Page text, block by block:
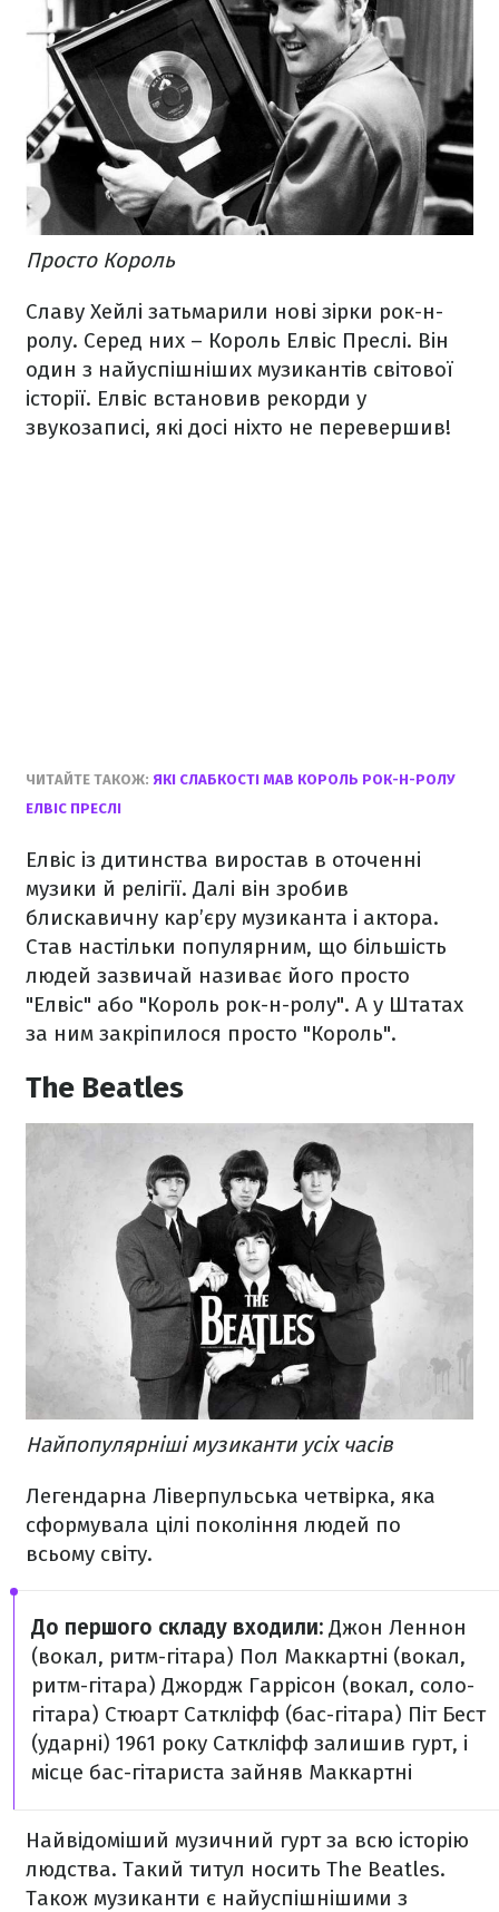
Просто Король
Славу Хейлі затьмарили нові зірки рок-н-
ролу. Серед них – Король Елвіс Преслі. Він
один з найуспішніших музикантів світової
історії. Елвіс встановив рекорди у
звукозаписі, які досі ніхто не перевершив!
ЧИТАЙТЕ ТАКОЖ: ЯКІ СЛАБКОСТІ МАВ КОРОЛЬ РОК-Н-РОЛУ
ЕЛВІС ПРЕСЛІ
Елвіс із дитинства виростав в оточенні
музики й релігії. Далі він зробив
блискавичну кар’єру музиканта і актора.
Став настільки популярним, що більшість
людей зазвичай називає його просто
"Елвіс" або "Король рок-н-ролу". А у Штатах
за ним закріпилося просто "Король".
The Beatles
Найпопулярніші музиканти усіх часів
Легендарна Ліверпульська четвірка, яка
сформувала цілі покоління людей по
всьому світу.
До першого складу входили: Джон Леннон
(вокал, ритм-гітара) Пол Маккартні (вокал,
ритм-гітара) Джордж Гаррісон (вокал, соло-
гітара) Стюарт Саткліфф (бас-гітара) Піт Бест
(ударні) 1961 року Саткліфф залишив гурт, і
місце бас-гітариста зайняв Маккартні
Найвідоміший музичний гурт за всю історію
людства. Такий титул носить The Beatles.
Також музиканти є найуспішнішими з